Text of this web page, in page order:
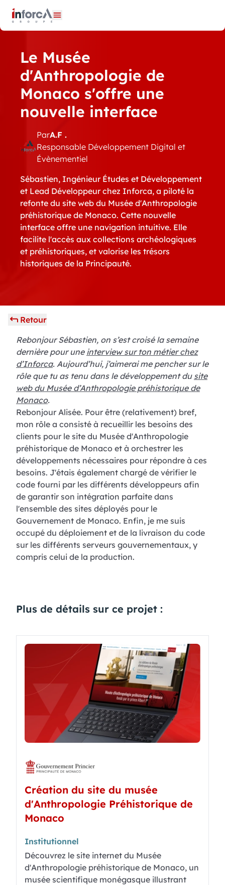
Panneau de gestion des cookies
Ouvrir le menu
Le Musée
d'Anthropologie de
Monaco s'offre une
nouvelle interface
ParA.F .
Responsable Développement Digital et
Évènementiel
Sébastien, Ingénieur Études et Développement
et Lead Développeur chez Inforca, a piloté la
refonte du site web du Musée d'Anthropologie
préhistorique de Monaco. Cette nouvelle
interface offre une navigation intuitive. Elle
facilite l'accès aux collections archéologiques
et préhistoriques, et valorise les trésors
historiques de la Principauté.
Retour
Rebonjour Sébastien, on s’est croisé la semaine
dernière pour une interview sur ton métier chez
d’Inforca. Aujourd’hui, j’aimerai me pencher sur le
rôle que tu as tenu dans le développement du site
web du Musée d’Anthropologie préhistorique de
Monaco.
Rebonjour Alisée. Pour être (relativement) bref,
mon rôle a consisté à recueillir les besoins des
clients pour le site du Musée d'Anthropologie
préhistorique de Monaco et à orchestrer les
développements nécessaires pour répondre à ces
besoins. J'étais également chargé de vérifier le
code fourni par les différents développeurs afin
de garantir son intégration parfaite dans
l'ensemble des sites déployés pour le
Gouvernement de Monaco. Enfin, je me suis
occupé du déploiement et de la livraison du code
sur les différents serveurs gouvernementaux, y
compris celui de la production.
Plus de détails sur ce projet :
Création du site du musée
d'Anthropologie Préhistorique de
Monaco
Institutionnel
Découvrez le site internet du Musée
d'Anthropologie préhistorique de Monaco, un
musée scientifique monégasque illustrant